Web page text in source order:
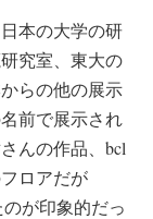
本の大学の研
究室、東大の
らの他の展示
前で展示され
んの作品、bcl
ロアだが
が印象的だっ